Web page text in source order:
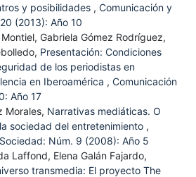
y posibilidades , Comunicación y
(2013): Año 10
Gabriela Gómez Rodríguez,
Presentación: Condiciones
de los periodistas en
en Iberoamérica , Comunicación
Año 17
Morales, Narrativas mediáticas. O
sociedad del entretenimiento ,
Núm. 9 (2008): Año 5
Laffond, Elena Galán Fajardo,
transmedia: El proyecto The